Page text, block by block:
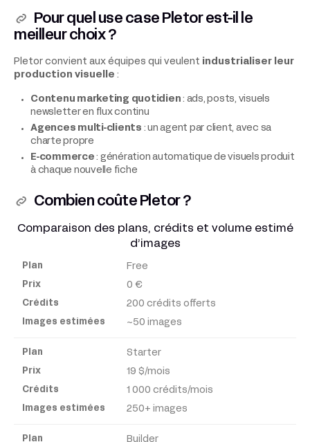
Pour quel use case Pletor est-il le
meilleur choix ?
Pletor convient aux équipes qui veulent industrialiser leur
production visuelle :
Contenu marketing quotidien : ads, posts, visuels
newsletter en flux continu
Agences multi-clients : un agent par client, avec sa
charte propre
E-commerce : génération automatique de visuels produit
à chaque nouvelle fiche
Combien coûte Pletor ?
Comparaison des plans, crédits et volume estimé
d’images
Plan
Crédits
Images
estimées
Free
0 €
200 crédits offerts
~50 images
Starter
19 $/mois
1 000 crédits/mois
250+ images
Builder